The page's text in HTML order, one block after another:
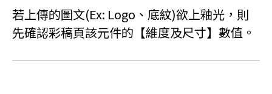
若上傳的圖文(Ex: Logo、底紋)欲上釉光，則
先確認彩稿頁該元件的【維度及尺寸】數值。